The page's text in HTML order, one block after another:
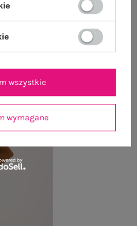
wymagane
wszystkie